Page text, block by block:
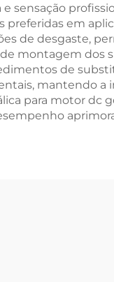
sensação
preferidas em
de desgaste,
montagem
de
mantendo a
para motor dc